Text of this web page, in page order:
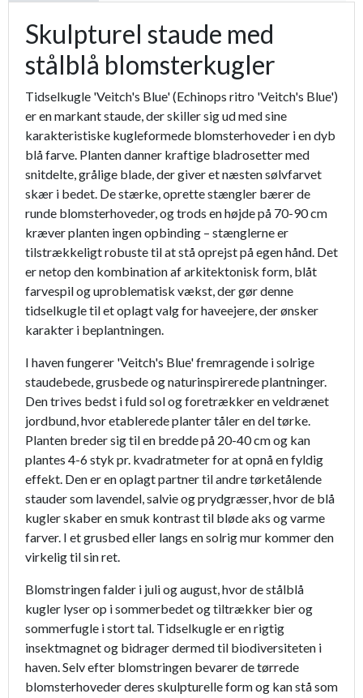
Skulpturel staude med
stålblå blomsterkugler
Tidselkugle 'Veitch's Blue' (Echinops ritro 'Veitch's Blue')
er en markant staude, der skiller sig ud med sine
karakteristiske kugleformede blomsterhoveder i en dyb
blå farve. Planten danner kraftige bladrosetter med
snitdelte, grålige blade, der giver et næsten sølvfarvet
skær i bedet. De stærke, oprette stængler bærer de
runde blomsterhoveder, og trods en højde på 70-90 cm
kræver planten ingen opbinding – stænglerne er
tilstrækkeligt robuste til at stå oprejst på egen hånd. Det
er netop den kombination af arkitektonisk form, blåt
farvespil og uproblematisk vækst, der gør denne
tidselkugle til et oplagt valg for haveejere, der ønsker
karakter i beplantningen.
I haven fungerer 'Veitch's Blue' fremragende i solrige
staudebede, grusbede og naturinspirerede plantninger.
Den trives bedst i fuld sol og foretrækker en veldrænet
jordbund, hvor etablerede planter tåler en del tørke.
Planten breder sig til en bredde på 20-40 cm og kan
plantes 4-6 styk pr. kvadratmeter for at opnå en fyldig
effekt. Den er en oplagt partner til andre tørketålende
stauder som lavendel, salvie og prydgræsser, hvor de blå
kugler skaber en smuk kontrast til bløde aks og varme
farver. I et grusbed eller langs en solrig mur kommer den
virkelig til sin ret.
Blomstringen falder i juli og august, hvor de stålblå
kugler lyser op i sommerbedet og tiltrækker bier og
sommerfugle i stort tal. Tidselkugle er en rigtig
insektmagnet og bidrager dermed til biodiversiteten i
haven. Selv efter blomstringen bevarer de tørrede
blomsterhoveder deres skulpturelle form og kan stå som